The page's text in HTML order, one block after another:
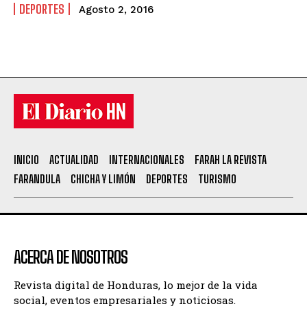
DEPORTES Agosto 2, 2016
INICIO ACTUALIDAD INTERNACIONALES
FARAH LA REVISTA
FARANDULA
CHICHA Y LIMÓN DEPORTES TURISMO
ACERCA DE NOSOTROS
Revista digital de Honduras, lo mejor de la vida
social, eventos empresariales y noticiosas.